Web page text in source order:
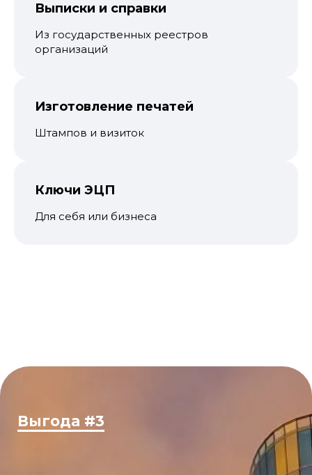
Выписки и справки
Из государственных реестров
организаций
Изготовление печатей
Штампов и визиток
Ключи ЭЦП
Для себя или бизнеса